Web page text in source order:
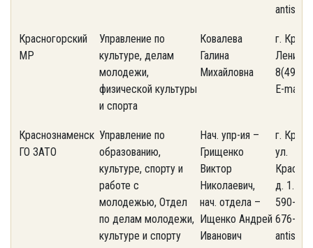
Красногорский
МР
Управление по
культуре, делам
молодежи,
физической культуры
и спорта
Ковалева
Галина
Михайловна
г.
8(495)
E-mail
Краснознаменск
ГО ЗАТО
Управление по
образованию,
культуре, спорту и
работе с
молодежью, Отдел
по делам молодежи,
культуре и спорту
Нач. упр-ия –
Грищенко
Виктор
Николаевич,
нач. отдела –
Ищенко Андрей
Иванович
г.
ул.
д. 1.
590-
676-